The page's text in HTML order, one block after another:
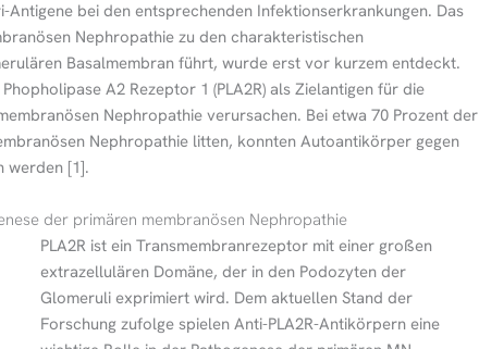
bei den entsprechenden Infektionserkrankungen. Das
Nephropathie zu den charakteristischen
Basalmembran führt, wurde erst vor kurzem entdeckt.
A2 Rezeptor 1 (PLA2R) als Zielantigen für die
Nephropathie verursachen. Bei etwa 70 Prozent der
Nephropathie litten, konnten Autoantikörper gegen
werden [1].
der primären membranösen Nephropathie
PLA2R ist ein Transmembranrezeptor mit einer großen
extrazellulären Domäne, der in den Podozyten der
Glomeruli exprimiert wird. Dem aktuellen Stand der
Forschung zufolge spielen Anti-PLA2R-Antikörpern eine